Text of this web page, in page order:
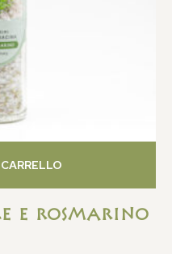
e Rosmarino